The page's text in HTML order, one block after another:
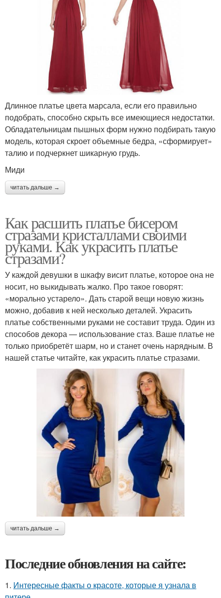
Длинное платье цвета марсала, если его правильно
подобрать, способно скрыть все имеющиеся недостатки.
Обладательницам пышных форм нужно подбирать такую
модель, которая скроет объемные бедра, «сформирует»
талию и подчеркнет шикарную грудь.
Миди
читать дальше →
Как расшить платье бисером
стразами кристаллами своими
руками. Как украсить платье
стразами?
У каждой девушки в шкафу висит платье, которое она не
носит, но выкидывать жалко. Про такое говорят:
«морально устарело». Дать старой вещи новую жизнь
можно, добавив к ней несколько деталей. Украсить
платье собственными руками не составит труда. Один из
способов декора — использование стаз. Ваше платье не
только приобретёт шарм, но и станет очень нарядным. В
нашей статье читайте, как украсить платье стразами.
читать дальше →
Последние обновления на сайте:
1. Интересные факты о красоте, которые я узнала в